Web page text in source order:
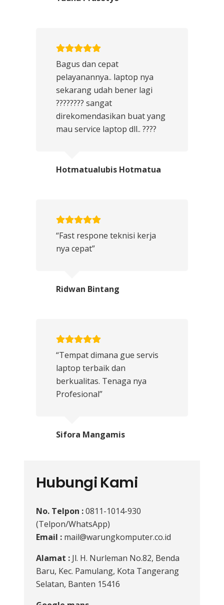
Bagus dan cepat
pelayanannya.. laptop nya
sekarang udah bener lagi
???????? sangat
direkomendasikan buat yang
mau service laptop dll.. ????
Hotmatualubis Hotmatua
“Fast respone teknisi kerja
nya cepat”
Ridwan Bintang
“Tempat dimana gue servis
laptop terbaik dan
berkualitas. Tenaga nya
Profesional”
Sifora Mangamis
Hubungi Kami
No. Telpon :0811-1014-930
(Telpon/WhatsApp)
Email : mail@warungkomputer.co.id
Alamat : Jl. H. Nurleman No.82, Benda
Baru, Kec. Pamulang, Kota Tangerang
Selatan, Banten 15416